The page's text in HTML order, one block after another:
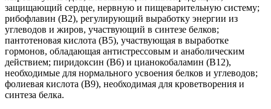
защищающий сердце, нервную и пищеварительную систему;
рибофлавин (В2), регулирующий выработку энергии из
углеводов и жиров, участвующий в синтезе белков;
пантотеновая кислота (В5), участвующая в выработке
гормонов, обладающая антистрессовым и анаболическим
действием; пиридоксин (В6) и цианокобаламин (В12),
необходимые для нормального усвоения белков и углеводов;
фолиевая кислота (В9), необходимая для кроветворения и
синтеза белка.